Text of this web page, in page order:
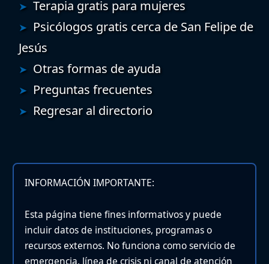
Terapia gratis para mujeres
Psicólogos gratis cerca de San Felipe de
Jesús
Otras formas de ayuda
Preguntas frecuentes
Regresar al directorio
INFORMACIÓN IMPORTANTE:
Esta página tiene fines informativos y puede
incluir datos de instituciones, programas o
recursos externos. No funciona como servicio de
emergencia, línea de crisis ni canal de atención